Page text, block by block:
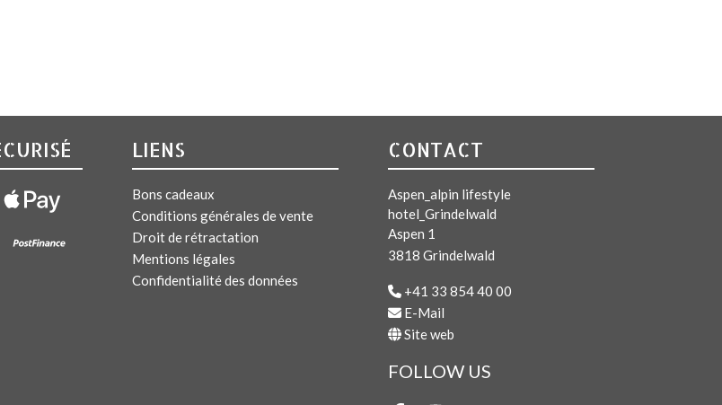
LIENS
Bons cadeaux
Conditions générales de vente
Droit de rétractation
Mentions légales
Confidentialité des données
CONTACT
Aspen_alpin lifestyle
hotel_Grindelwald
Aspen 1
3818 Grindelwald
+41 33 854 40 00
E-Mail
Site web
FOLLOW US